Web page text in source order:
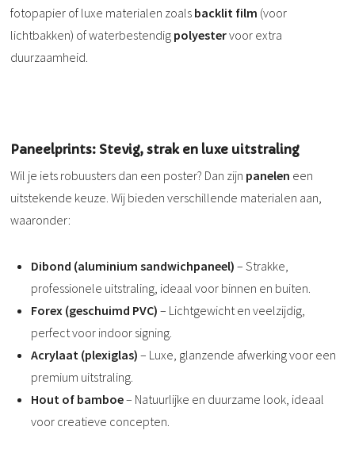
fotopapier of luxe materialen zoals backlit film (voor
lichtbakken) of waterbestendig polyestervoor extra
duurzaamheid.
Paneelprints: Stevig, strak en luxe uitstraling
Wil je iets robuusters dan een poster? Dan zijn panelen een
uitstekende keuze. Wij bieden verschillende materialen aan,
waaronder:
Dibond (aluminium sandwichpaneel) – Strakke,
professionele uitstraling, ideaal voor binnen en buiten.
Forex (geschuimd PVC) – Lichtgewicht en veelzijdig,
perfect voor indoor signing.
Acrylaat (plexiglas) – Luxe, glanzende afwerking voor een
premium uitstraling.
Hout of bamboe– Natuurlijke en duurzame look, ideaal
voor creatieve concepten.